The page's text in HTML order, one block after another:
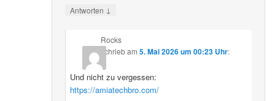
Antworten ↓
Rocks
schriebam 5. Mai 2026 um 00:23 Uhr:
Und nicht zu vergessen:
https://amiatechbro.com/